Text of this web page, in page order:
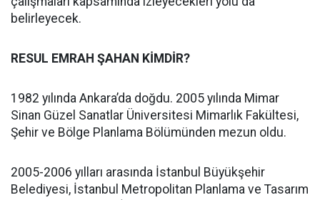
belirleyecek.
RESUL EMRAH ŞAHAN KİMDİR?
1982 yılında Ankara’da doğdu. 2005 yılında Mimar
Sinan Güzel Sanatlar Üniversitesi Mimarlık Fakültesi,
Şehir ve Bölge Planlama Bölümünden mezun oldu.
2005-2006 yılları arasında İstanbul Büyükşehir
Belediyesi, İstanbul Metropolitan Planlama ve Tasarım